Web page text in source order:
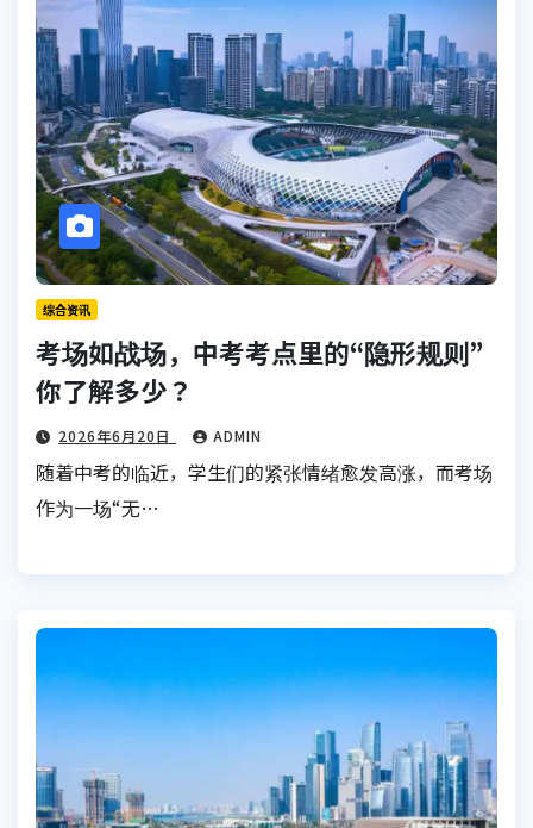
综合资讯
考场如战场，中考考点里的“隐形规则”
你了解多少？
2026年6月20日 ADMIN
随着中考的临近，学生们的紧张情绪愈发高涨，而考场
作为一场“无…